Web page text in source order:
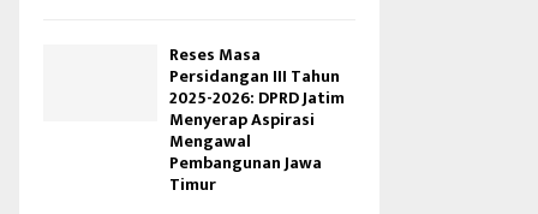
Reses Masa
Persidangan III Tahun
2025-2026: DPRD Jatim
Menyerap Aspirasi
Mengawal
Pembangunan Jawa
Timur